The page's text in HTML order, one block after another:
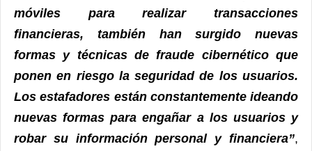
móviles para realizar transacciones
financieras, también han surgido nuevas
formas y técnicas de fraude cibernético que
ponen en riesgo la seguridad de los usuarios.
Los estafadores están constantemente ideando
nuevas formas para engañar a los usuarios y
robar su información personal y financiera”,